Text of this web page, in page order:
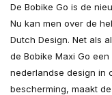
De Bobike Go is de
Nu kan men over de
Dutch Design. Net als
de Bobike Maxi Go
nederlandse design in
bescherming, maakt